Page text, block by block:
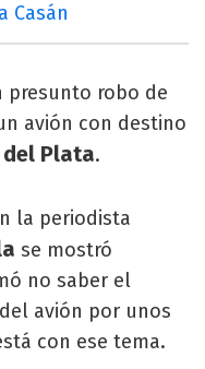
Casán
presunto robo de
avión con destino
Plata.
la periodista
se mostró
no saber el
avión por unos
con ese tema.